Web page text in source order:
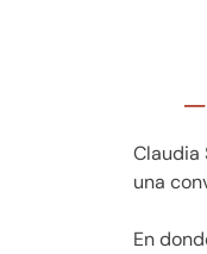
—
Claudia
una
En